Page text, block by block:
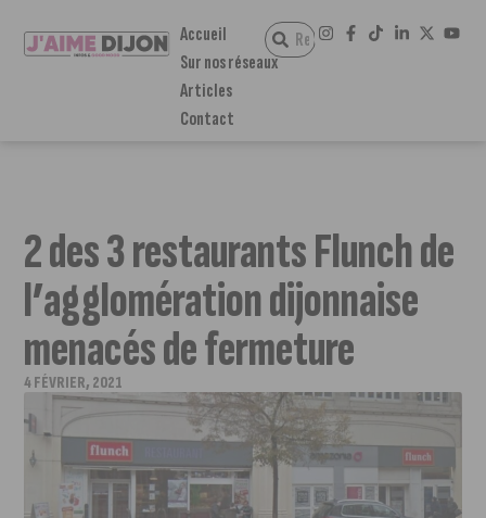
Accueil
Sur nos réseaux
Articles
Contact
2 des 3 restaurants Flunch de
l’agglomération dijonnaise
menacés de fermeture
4 FÉVRIER, 2021